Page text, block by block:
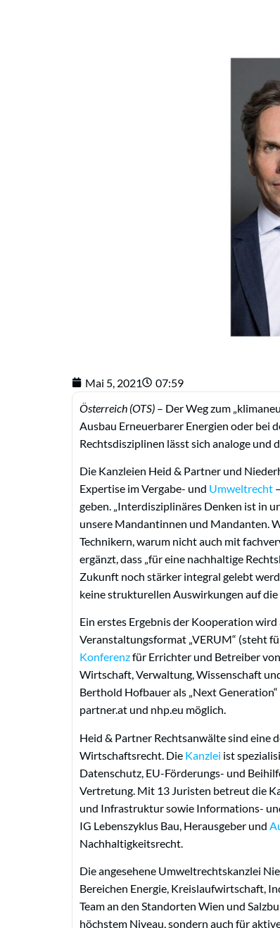
Mai 5, 2021
07:59
Österreich (OTS) – Der Weg zum
Ausbau Erneuerbarer Energien oder bei
Rechtsdisziplinen lässt sich analoge
Die Kanzleien Heid & Partner und
Expertise im Vergabe- und Umweltrecht
geben. „Interdisziplinäres Denken ist in
unsere Mandantinnen und Mandanten.
Technikern, warum nicht auch mit
ergänzt, dass „für eine nachhaltige
Zukunft noch stärker integral gelebt
keine strukturellen Auswirkungen auf die
Ein erstes Ergebnis der Kooperation
Veranstaltungsformat „VERUM“ (steht
Konferenzfür Errichter und Betreiber
Wirtschaft, Verwaltung, Wissenschaft
Berthold Hofbauer als „Next
partner.at und nhp.eu möglich.
Heid & Partner Rechtsanwälte sind eine
Wirtschaftsrecht. Die Kanzlei ist
Datenschutz, EU-Förderungs- und
Vertretung. Mit 13 Juristen betreut die
und Infrastruktur sowie Informations-
IG Lebenszyklus Bau, Herausgeber und
Nachhaltigkeitsrecht.
Die angesehene Umweltrechtskanzlei
Bereichen Energie, Kreislaufwirtschaft,
Team an den Standorten Wien und
höchstem Niveau, sondern auch für